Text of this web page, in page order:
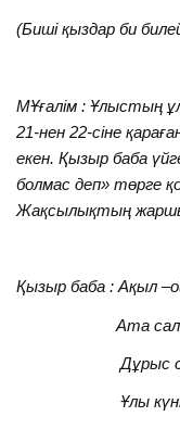
(Биші қыздар би
МҰғалім : Ұлыстың
21-нен 22-сіне
екен. Қызыр баба
болмас деп» төрге
Жақсылықтың
Қызыр баба : Ақыл
Ата салтын
Дұрыс сөзге
Ұлы күні